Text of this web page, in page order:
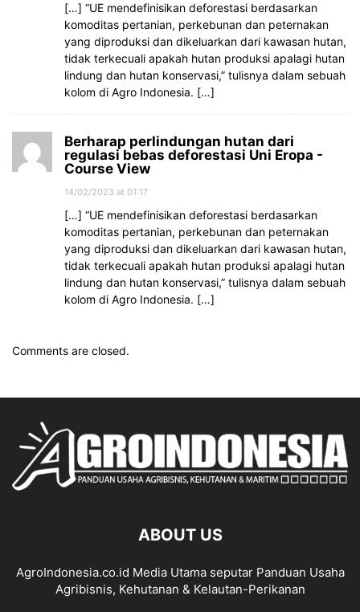
[…] “UE mendefinisikan deforestasi berdasarkan
komoditas pertanian, perkebunan dan peternakan
yang diproduksi dan dikeluarkan dari kawasan hutan,
tidak terkecuali apakah hutan produksi apalagi hutan
lindung dan hutan konservasi,” tulisnya dalam sebuah
kolom di Agro Indonesia. […]
Berharap perlindungan hutan dari
regulasi bebas deforestasi Uni Eropa -
Course View
14/02/2023 at 01:17
[…] “UE mendefinisikan deforestasi berdasarkan
komoditas pertanian, perkebunan dan peternakan
yang diproduksi dan dikeluarkan dari kawasan hutan,
tidak terkecuali apakah hutan produksi apalagi hutan
lindung dan hutan konservasi,” tulisnya dalam sebuah
kolom di Agro Indonesia. […]
Comments are closed.
ABOUT US
AgroIndonesia.co.id Media Utama seputar Panduan Usaha
Agribisnis, Kehutanan & Kelautan-Perikanan